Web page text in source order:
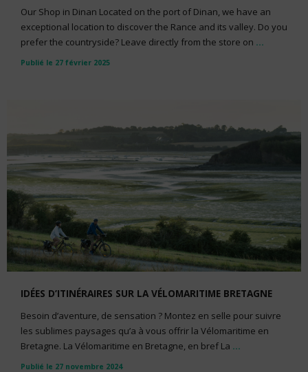
Our Shop in Dinan Located on the port of Dinan, we have an
exceptional location to discover the Rance and its valley. Do you
prefer the countryside? Leave directly from the store on ...
Publié le 27 février 2025
IDÉES D’ITINÉRAIRES SUR LA VÉLOMARITIME BRETAGNE
Besoin d’aventure, de sensation ? Montez en selle pour suivre
les sublimes paysages qu’a à vous offrir la Vélomaritime en
Bretagne. La Vélomaritime en Bretagne, en bref La ...
Publié le 27 novembre 2024